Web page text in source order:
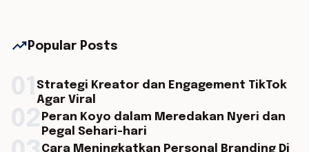
trending_up Popular Posts
Strategi Kreator dan Engagement TikTok
Agar Viral
Peran Koyo dalam Meredakan Nyeri dan
Pegal Sehari-hari
Cara Meningkatkan Personal Branding Di